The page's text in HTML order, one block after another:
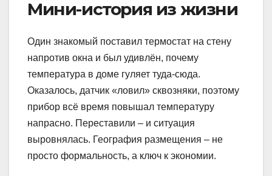
Мини-история из жизни
Один знакомый поставил термостат на стену
напротив окна и был удивлён, почему
температура в доме гуляет туда-сюда.
Оказалось, датчик «ловил» сквозняки, поэтому
прибор всё время повышал температуру
напрасно. Переставили – и ситуация
выровнялась. География размещения – не
просто формальность, а ключ к экономии.